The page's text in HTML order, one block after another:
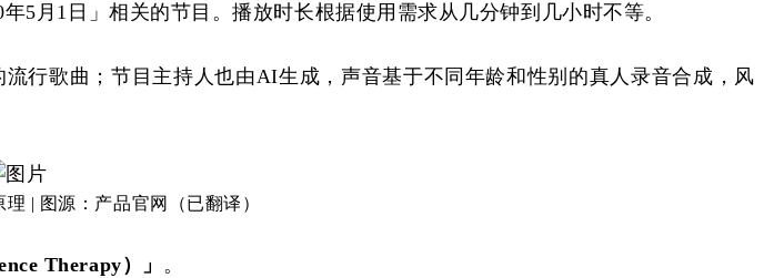
5月1日」相关的节目。播放时长根据使用需求从几分钟到几小时不等。
行歌曲；节目主持人也由AI生成，声音基于不同年龄和性别的真人录音合成，风
| 图源：产品官网（已翻译）
Therapy）」 。